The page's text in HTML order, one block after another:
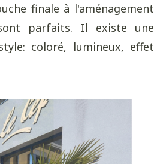
finale à l'aménagement
parfaits. Il existe une
coloré, lumineux, effet